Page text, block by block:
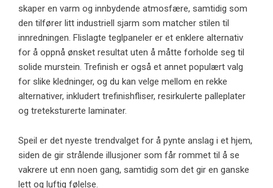
skaper en varm og innbydende atmosfære, samtidig som
den tilfører litt industriell sjarm som matcher stilen til
innredningen. Flislagte teglpaneler er et enklere alternativ
for å oppnå ønsket resultat uten å måtte forholde seg til
solide murstein. Trefinish er også et annet populært valg
for slike kledninger, og du kan velge mellom en rekke
alternativer, inkludert trefinishfliser, resirkulerte palleplater
og treteksturerte laminater.
Speil er det nyeste trendvalget for å pynte anslag i et hjem,
siden de gir strålende illusjoner som får rommet til å se
vakrere ut enn noen gang, samtidig som det gir en ganske
lett og luftig følelse.